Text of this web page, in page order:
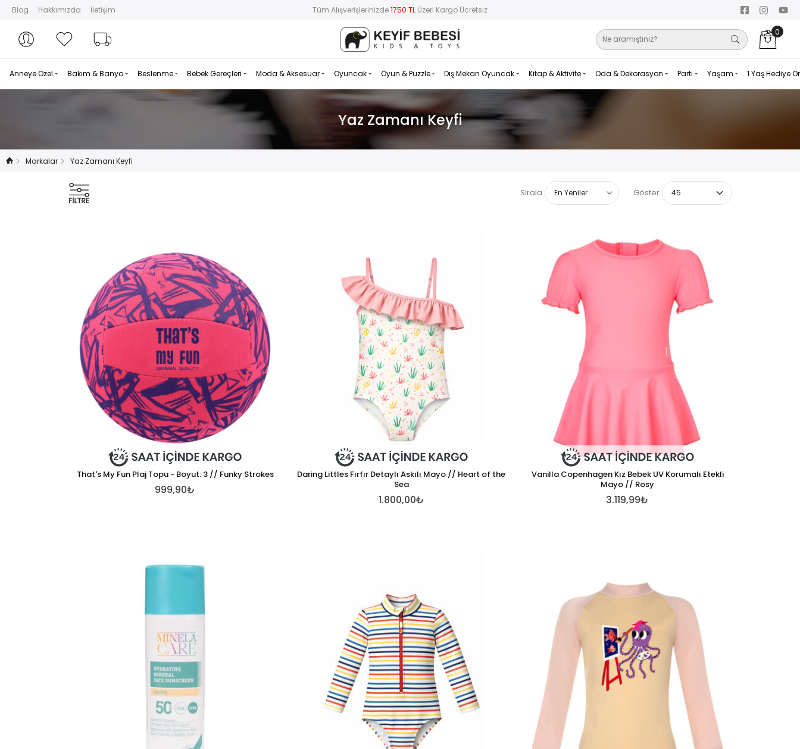
Blog Hakkımızda İletişim Tüm Alışverişlerinizde1750 TL Üzeri Kargo Ücretsiz
Hesabım
Hesabım Favorilerim 0
Anneye Özel Bakım & Banyo Beslenme Bebek Gereçleri Moda & Aksesuar Oyuncak Oyun & Puzzle Dış Mekan Oyuncak Kitap & Aktivite Oda & Dekorasyon Parti Yaşam 1 Yaş Hediye
Yaz Zamanı Keyfi
Markalar Yaz Zamanı Keyfi
Sırala Göster
That's My Fun Plaj Topu - Boyut: 3 // Funky Strokes
999,90₺
Daring Littles Fırfır Detaylı Askılı Mayo // Heart of the
Sea
1.800,00₺
Vanilla Copenhagen Kız Bebek UV Korumalı Etekli
Mayo // Rosy
3.119,99₺